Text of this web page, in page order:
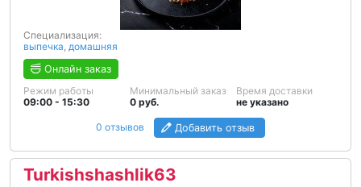
Специализация:
выпечка домашняя
Онлайн заказ
Режим работы
09:00 - 15:30
Минимальный заказ
0 руб.
Время доставки
не указано
0 отзывов Добавить отзыв
Turkishshashlik63